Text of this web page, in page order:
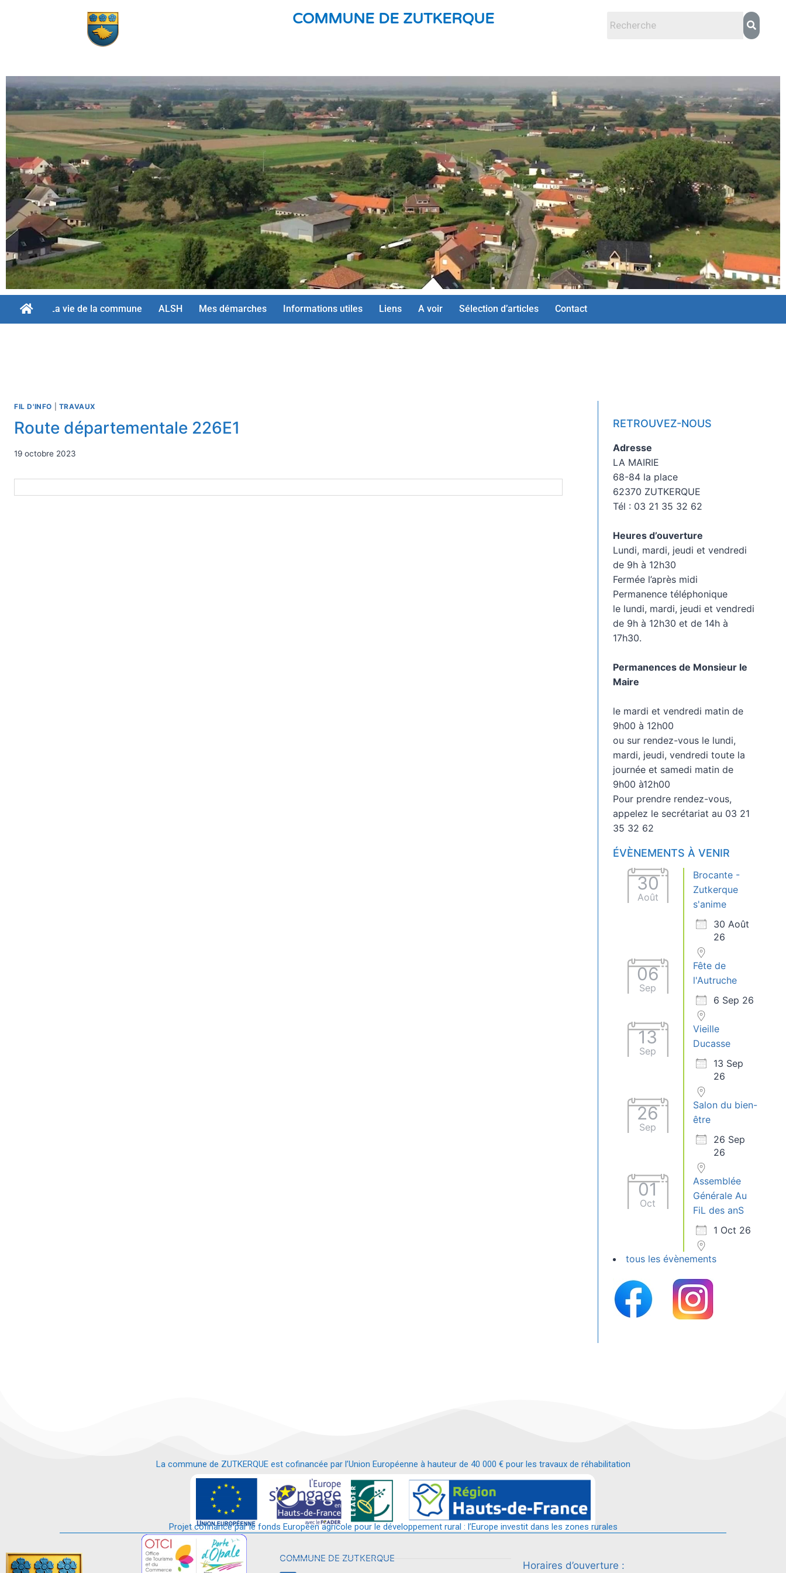
COMMUNE DE ZUTKERQUE
La vie de la commune ALSH Mes démarches Informations utiles Liens A voir Sélection d’articles Contact
FIL D'INFO TRAVAUX
Route départementale 226E1
19 octobre 2023
RETROUVEZ-NOUS
Adresse
LA MAIRIE
68-84 la place
62370 ZUTKERQUE
Tél : 03 21 35 32 62
Heures d’ouverture
Lundi, mardi, jeudi et vendredi
de 9h à 12h30
Fermée l’après midi
Permanence téléphonique
le lundi, mardi, jeudi et vendredi
de 9h à 12h30 et de 14h à
17h30.
Permanences de Monsieur le
Maire
le mardi et vendredi matin de
9h00 à 12h00
ou sur rendez-vous le lundi,
mardi, jeudi, vendredi toute la
journée et samedi matin de
9h00 à12h00
Pour prendre rendez-vous,
appelez le secrétariat au 03 21
35 32 62
ÉVÈNEMENTS À VENIR
30
Août
Brocante -
Zutkerque
s'anime
30 Août
26
06
Sep
Fête de
l'Autruche
6 Sep 26
13
Sep
Vieille
Ducasse
13 Sep
26
26
Sep
Salon du bien-
être
26 Sep
26
01
Oct
Assemblée
Générale Au
FiL des anS
1 Oct 26
tous les évènements
La commune de ZUTKERQUE est cofinancée par l’Union Européenne à hauteur de 40 000 € pour les travaux de réhabilitation
et requalification d’un bâtiment en services et commerces de proximité.
Projet cofinancé par le fonds Européen agricole pour le développement rural : l’Europe investit dans les zones rurales
COMMUNE DE ZUTKERQUE
Horaires d’ouverture :